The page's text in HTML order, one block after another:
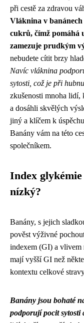
při cestě za zdravou
Vláknina v
cukrů, čímž pomáhá
zamezuje prudkým
nebudete cítit brzy
Navíc vláknina
sytosti, což je při
zkušenosti mnoha lidí,
a dosáhli skvělých
jiný a klíčem k
Banány vám na této
společníkem.
Index
nízký?
Banány, s jejich
pověst výživné
indexem (GI) a vlivem
mají vyšší GI než
kontextu celkové
Banány jsou bohaté
podporují pocit sytosti